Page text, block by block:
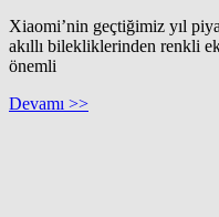
Xiaomi’nin geçtiğimiz yıl
akıllı bilekliklerinden renkli
önemli
Devamı >>